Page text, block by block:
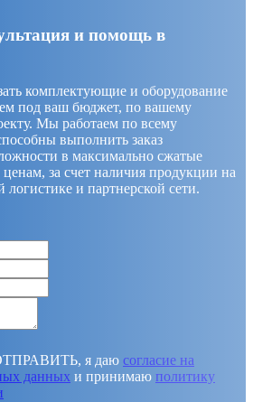
и помощь в
комплектующие и оборудование
под ваш бюджет, по вашему
Мы работаем по всему
выполнить заказ
в максимально сжатые
за счет наличия продукции на
логистике и партнерской сети.
я даю согласие на
данных и принимаю политику